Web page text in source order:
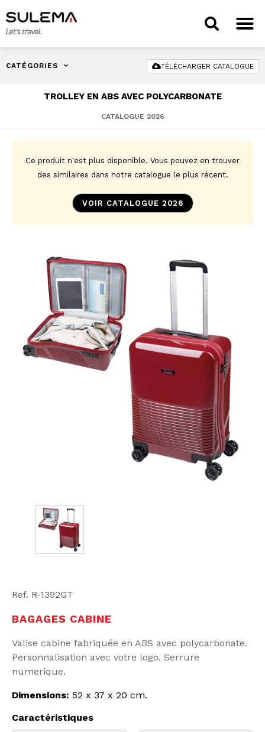
CATÉGORIES TÉLÉCHARGER CATALOGUE
TROLLEY EN ABS AVEC POLYCARBONATE
CATALOGUE 2026
Ce produit n'est plus disponible. Vous pouvez en trouver
des similaires dans notre catalogue le plus récent.
VOIR CATALOGUE 2026
Ref. R-1392GT
BAGAGES CABINE
Valise cabine fabriquée en ABS avec polycarbonate.
Personnalisation avec votre logo. Serrure
numerique.
Dimensions: 52 x 37 x 20 cm.
Caractéristiques